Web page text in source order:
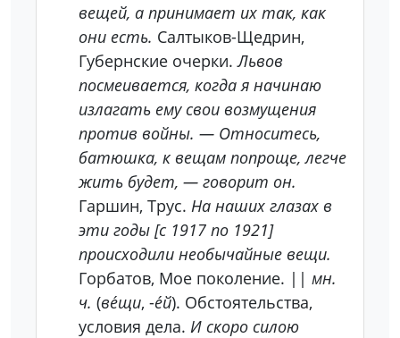
вещей, а принимает их так, как
они есть. Салтыков-Щедрин,
Губернские очерки.Львов
посмеивается, когда я начинаю
излагать ему свои возмущения
против войны. — Относитесь,
батюшка, к вещам попроще, легче
жить будет, — говорит он.
Гаршин, Трус. На наших глазах в
эти годы [с 1917 по 1921]
происходили необычайные вещи.
Горбатов, Мое поколение. || мн.
ч. (ве́щи, -е́й). Обстоятельства,
условия дела. И скоро силою